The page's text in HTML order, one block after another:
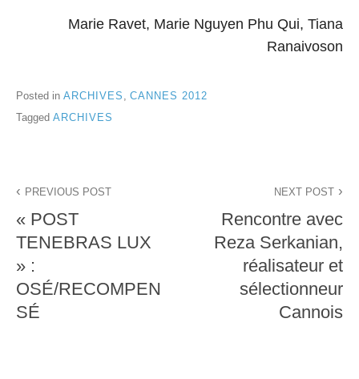
Marie Ravet, Marie Nguyen Phu Qui, Tiana
Ranaivoson
Posted in ARCHIVES , CANNES 2012
Tagged ARCHIVES
de
l’article
PREVIOUS POST
« POST
TENEBRAS LUX
» :
OSÉ/RECOMPEN
SÉ
NEXT POST
Rencontre avec
Reza Serkanian,
réalisateur et
sélectionneur
Cannois